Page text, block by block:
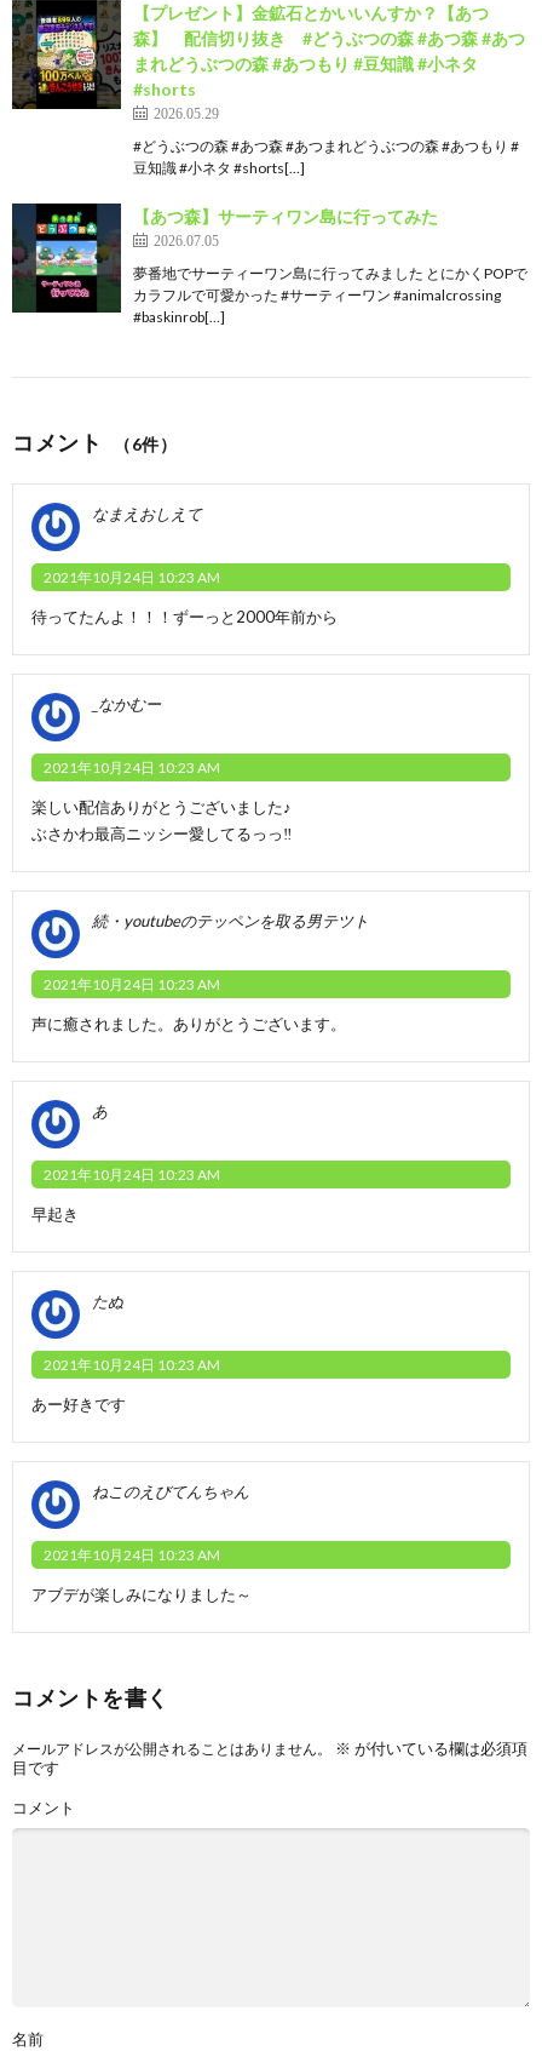
【プレゼント】金鉱石とかいいんすか？【あつ
森】 配信切り抜き #どうぶつの森 #あつ森 #あつ
まれどうぶつの森 #あつもり #豆知識 #小ネタ
#shorts
2026.05.29
#どうぶつの森 #あつ森 #あつまれどうぶつの森 #あつもり #
豆知識 #小ネタ #shorts[…]
【あつ森】サーティワン島に行ってみた
2026.07.05
夢番地でサーティーワン島に行ってみました とにかくPOPで
カラフルで可愛かった #サーティーワン #animalcrossing
#baskinrob[…]
コメント （6件）
なまえおしえて
2021年10月24日 10:23 AM
待ってたんよ！！！ずーっと2000年前から
_なかむー
2021年10月24日 10:23 AM
楽しい配信ありがとうございました♪
ぶさかわ最高ニッシー愛してるっっ‼️
続・youtubeのテッペンを取る男テツト
2021年10月24日 10:23 AM
声に癒されました。ありがとうございます。
あ
2021年10月24日 10:23 AM
早起き
たぬ
2021年10月24日 10:23 AM
あー好きです
ねこのえびてんちゃん
2021年10月24日 10:23 AM
アブデが楽しみになりました～
コメントを書く
メールアドレスが公開されることはありません。 ※ が付いている欄は必須項
目です
コメント
名前